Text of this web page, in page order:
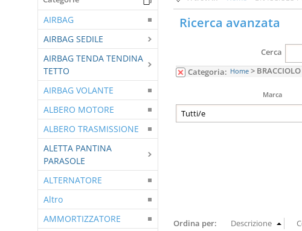
AIRBAG
AIRBAG SEDILE
AIRBAG TENDA TENDINA
TETTO
AIRBAG VOLANTE
ALBERO MOTORE
ALBERO TRASMISSIONE
ALETTA PANTINA
PARASOLE
ALTERNATORE
Altro
AMMORTIZZATORE
Ricerca avanzata
Cerca
Categoria: Home >
Marca
Ordina per: